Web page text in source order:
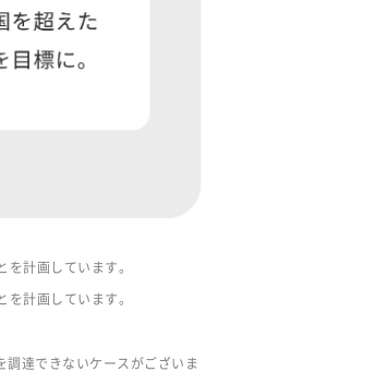
計画しています。
計画しています。
達できないケースがございま